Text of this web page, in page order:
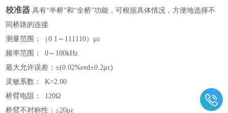
校准器 具有“半桥"和“全桥"功能，可根据具体情况，方便地选择不
同桥路的连接
测量范围：（0.1～111110）με
频率范围：
0～100kHz
最大允许误差：±(0.02%red±0.2με)
灵敏系数：
K=2.00
桥臂电阻：
120Ω
桥臂不对称性：≤20με